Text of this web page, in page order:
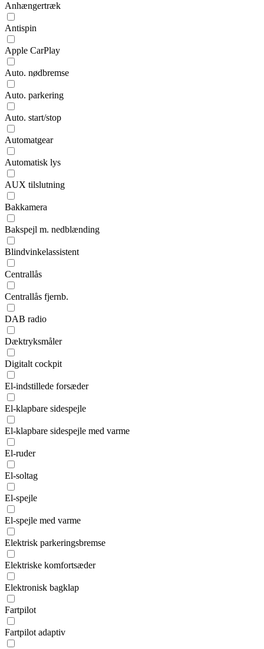
Anhængertræk
Antispin
Apple CarPlay
Auto. nødbremse
Auto. parkering
Auto. start/stop
Automatgear
Automatisk lys
AUX tilslutning
Bakkamera
Bakspejl m. nedblænding
Blindvinkelassistent
Centrallås
Centrallås fjernb.
DAB radio
Dæktryksmåler
Digitalt cockpit
El-indstillede forsæder
El-klapbare sidespejle
El-klapbare sidespejle med varme
El-ruder
El-soltag
El-spejle
El-spejle med varme
Elektrisk parkeringsbremse
Elektriske komfortsæder
Elektronisk bagklap
Fartpilot
Fartpilot adaptiv